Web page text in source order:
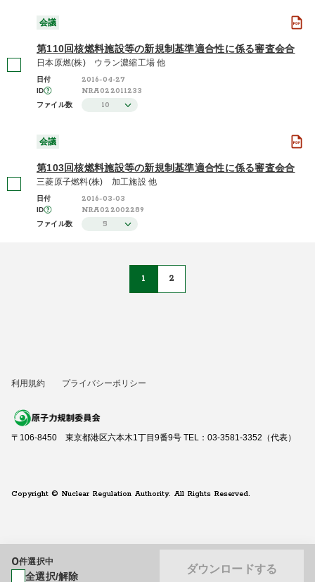
会議
第110回核燃料施設等の新規制基準適合性に係る審査会合
日本原燃(株) ウラン濃縮工場 他
日付 2016-04-27
ID NRA022011233
ファイル数 10
会議
第103回核燃料施設等の新規制基準適合性に係る審査会合
三菱原子燃料(株) 加工施設 他
日付 2016-03-03
ID NRA022002289
ファイル数 5
1 2
0件選択中
全選択/解除
ダウンロードする
利用規約 プライバシーポリシー
〒106-8450 東京都港区六本木1丁目9番9号 TEL：03-3581-3352（代表）
Copyright © Nuclear Regulation Authority. All Rights Reserved.